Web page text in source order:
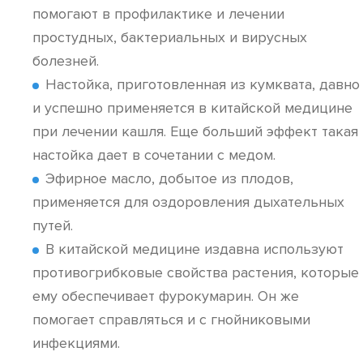
помогают в профилактике и лечении
простудных, бактериальных и вирусных
болезней.
Настойка, приготовленная из кумквата, давно
и успешно применяется в китайской медицине
при лечении кашля. Еще больший эффект такая
настойка дает в сочетании с медом.
Эфирное масло, добытое из плодов,
применяется для оздоровления дыхательных
путей.
В китайской медицине издавна используют
противогрибковые свойства растения, которые
ему обеспечивает фурокумарин. Он же
помогает справляться и с гнойниковыми
инфекциями.